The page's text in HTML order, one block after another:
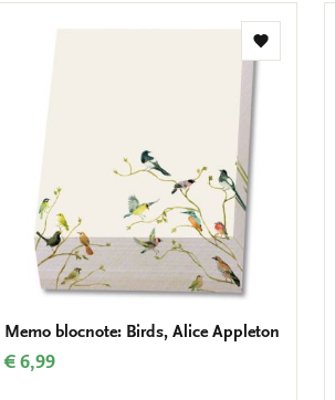
Toevoegen
Memo blocnote: Birds, Alice Appleton
€ 6,99